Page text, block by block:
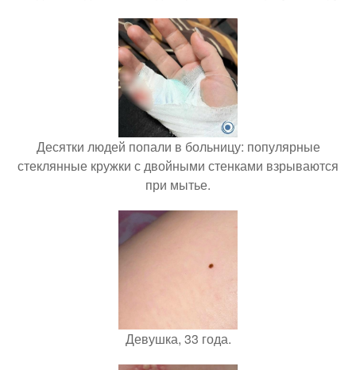
Десятки людей попали в больницу: популярные
стеклянные кружки с двойными стенками взрываются
при мытье.
Девушка, 33 года.